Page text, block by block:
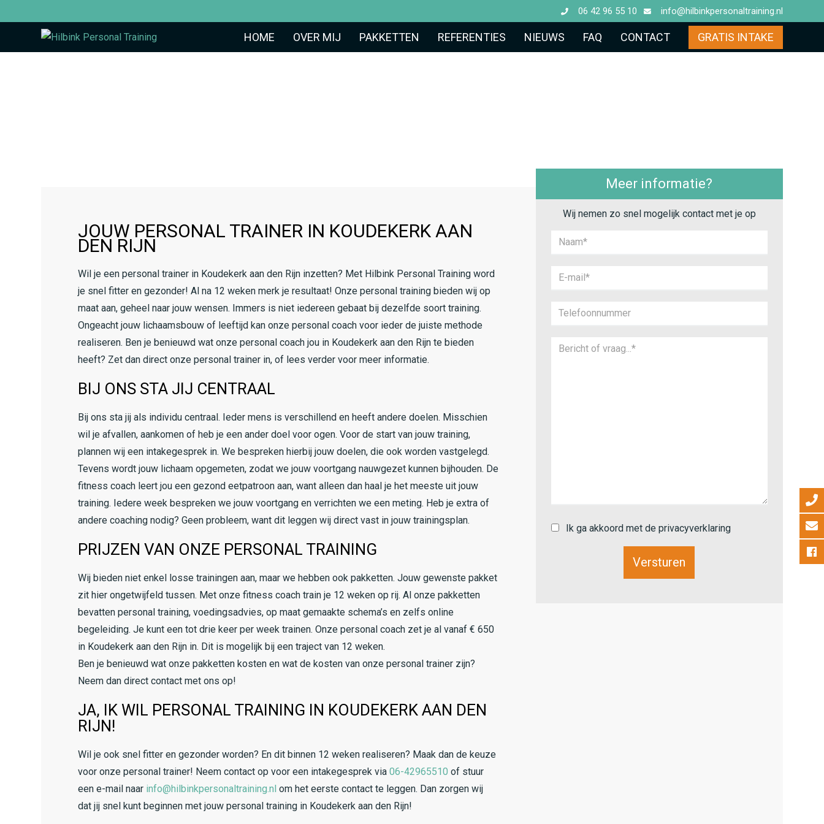
06 42 96 55 10 info@hilbinkpersonaltraining.nl
HOME OVER MIJ PAKKETTEN REFERENTIES NIEUWS FAQ CONTACT GRATIS INTAKE
JOUW PERSONAL TRAINER IN KOUDEKERK AAN
DEN RIJN
Wil je een personal trainer in Koudekerk aan den Rijn inzetten? Met Hilbink Personal Training word
je snel fitter en gezonder! Al na 12 weken merk je resultaat! Onze personal training bieden wij op
maat aan, geheel naar jouw wensen. Immers is niet iedereen gebaat bij dezelfde soort training.
Ongeacht jouw lichaamsbouw of leeftijd kan onze personal coach voor ieder de juiste methode
realiseren. Ben je benieuwd wat onze personal coach jou in Koudekerk aan den Rijn te bieden
heeft? Zet dan direct onze personal trainer in, of lees verder voor meer informatie.
BIJ ONS STA JIJ CENTRAAL
Bij ons sta jij als individu centraal. Ieder mens is verschillend en heeft andere doelen. Misschien
wil je afvallen, aankomen of heb je een ander doel voor ogen. Voor de start van jouw training,
plannen wij een intakegesprek in. We bespreken hierbij jouw doelen, die ook worden vastgelegd.
Tevens wordt jouw lichaam opgemeten, zodat we jouw voortgang nauwgezet kunnen bijhouden. De
fitness coach leert jou een gezond eetpatroon aan, want alleen dan haal je het meeste uit jouw
training. Iedere week bespreken we jouw voortgang en verrichten we een meting. Heb je extra of
andere coaching nodig? Geen probleem, want dit leggen wij direct vast in jouw trainingsplan.
PRIJZEN VAN ONZE PERSONAL TRAINING
Wij bieden niet enkel losse trainingen aan, maar we hebben ook pakketten. Jouw gewenste pakket
zit hier ongetwijfeld tussen. Met onze fitness coach train je 12 weken op rij. Al onze pakketten
bevatten personal training, voedingsadvies, op maat gemaakte schema’s en zelfs online
begeleiding. Je kunt een tot drie keer per week trainen. Onze personal coach zet je al vanaf € 650
in Koudekerk aan den Rijn in. Dit is mogelijk bij een traject van 12 weken.
Ben je benieuwd wat onze pakketten kosten en wat de kosten van onze personal trainer zijn?
Neem dan direct contact met ons op!
JA, IK WIL PERSONAL TRAINING IN KOUDEKERK AAN DEN
RIJN!
Wil je ook snel fitter en gezonder worden? En dit binnen 12 weken realiseren? Maak dan de keuze
voor onze personal trainer! Neem contact op voor een intakegesprek via06-42965510 of stuur
een e-mail naar info@hilbinkpersonaltraining.nl om het eerste contact te leggen. Dan zorgen wij
dat jij snel kunt beginnen met jouw personal training in Koudekerk aan den Rijn!
Meer informatie?
Wij nemen zo snel mogelijk contact met je op
Ik ga akkoord met de privacyverklaring